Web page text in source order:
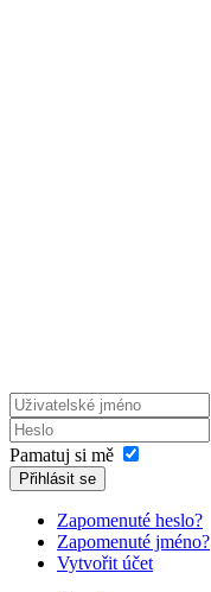
Pamatuj si mě
Přihlásit se
Zapomenuté heslo?
Zapomenuté jméno?
Vytvořit účet